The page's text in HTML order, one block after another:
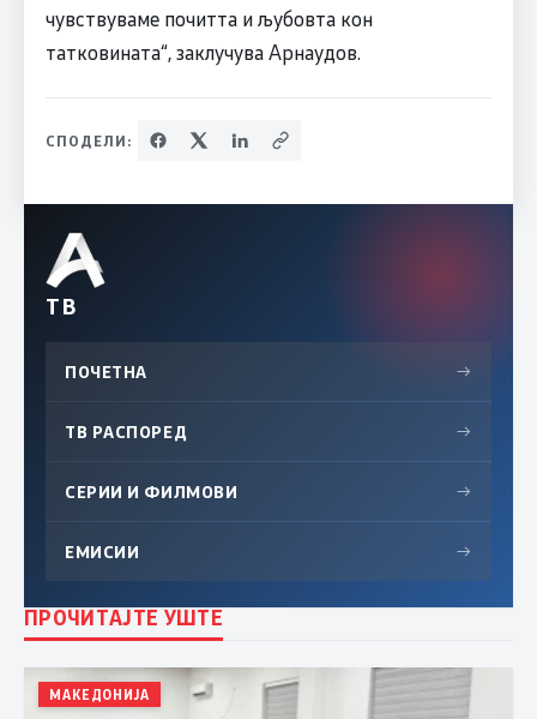
чувствуваме почитта и љубовта кон
татковината“, заклучува Арнаудов.
СПОДЕЛИ:
ТВ
ПОЧЕТНА →
ТВ РАСПОРЕД →
СЕРИИ И ФИЛМОВИ →
ЕМИСИИ →
ПРОЧИТАЈТЕ УШТЕ
МАКЕДОНИЈА